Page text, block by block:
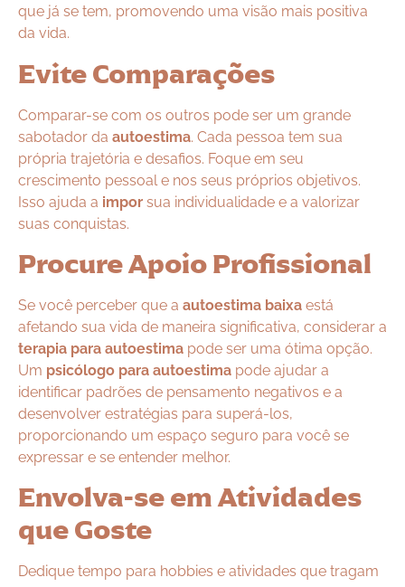
que já se tem, promovendo uma visão mais positiva
da vida.
Evite Comparações
Comparar-se com os outros pode ser um grande
sabotador da autoestima. Cada pessoa tem sua
própria trajetória e desafios. Foque em seu
crescimento pessoal e nos seus próprios objetivos.
Isso ajuda a impor sua individualidade e a valorizar
suas conquistas.
Procure Apoio Profissional
Se você perceber que a autoestima baixa está
afetando sua vida de maneira significativa, considerar a
terapia para autoestima pode ser uma ótima opção.
Um psicólogo para autoestima pode ajudar a
identificar padrões de pensamento negativos e a
desenvolver estratégias para superá-los,
proporcionando um espaço seguro para você se
expressar e se entender melhor.
Envolva-se em Atividades
que Goste
Dedique tempo para hobbies e atividades que tragam